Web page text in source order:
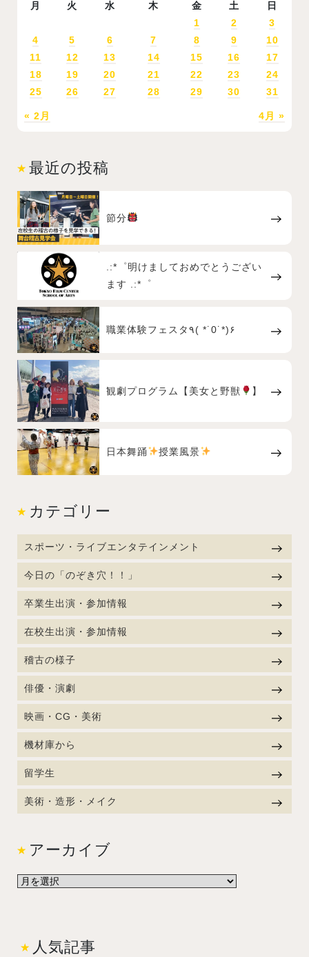
月 火 水 木 金 土 日
« 2月 4月 »
1 2
3
4
5 6 7 8 9
10
11
12 13 14 15 16
17
18
19 20 21 22 23
24
25
26 27 28 29 30 31
最近の投稿
節分
.:*゜明けましておめでとうござい
ます .:*゜
職業体験フェスタ٩( *˙0˙*)۶
観劇プログラム【美女と野獣 】
日本舞踊 授業風景
カテゴリー
スポーツ・ライブエンタテインメント
今日の「のぞき穴！！」
卒業生出演・参加情報
在校生出演・参加情報
稽古の様子
俳優・演劇
映画・CG・美術
機材庫から
留学生
美術・造形・メイク
アーカイブ
人気記事